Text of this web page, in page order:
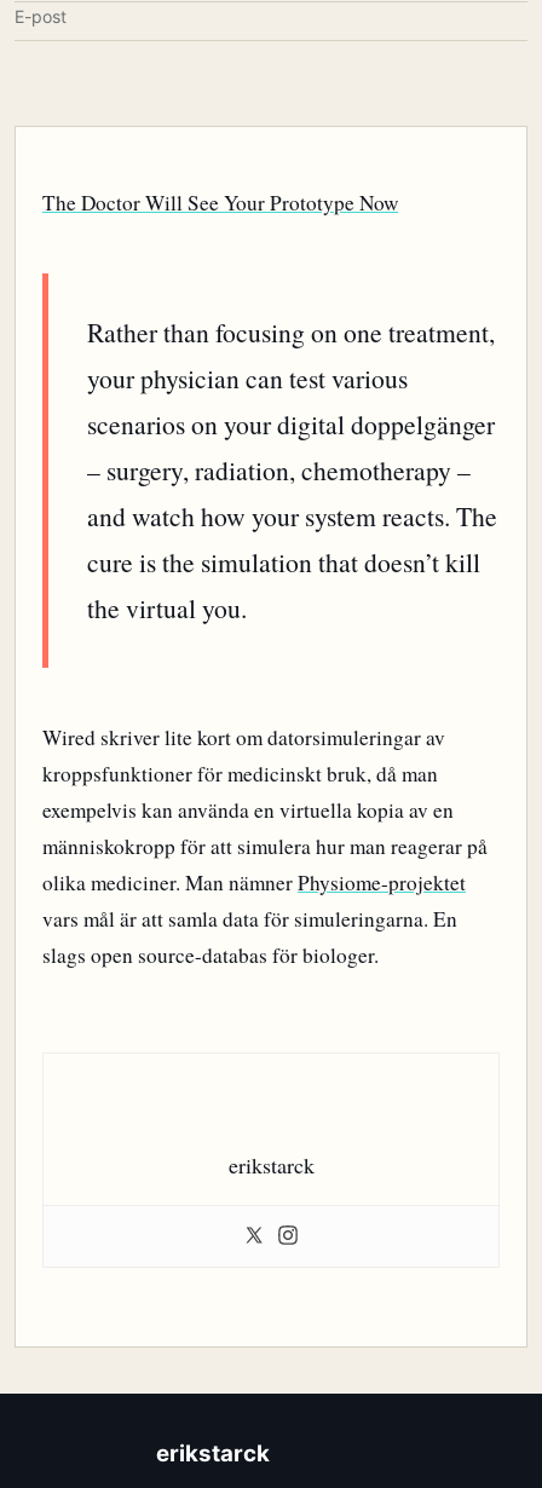
The Doctor Will See Your Prototype Now
Rather than focusing on one treatment,
your physician can test various
scenarios on your digital doppelgänger
– surgery, radiation, chemotherapy –
and watch how your system reacts. The
cure is the simulation that doesn’t kill
the virtual you.
Wired skriver lite kort om datorsimuleringar av
kroppsfunktioner för medicinskt bruk, då man
exempelvis kan använda en virtuella kopia av en
människokropp för att simulera hur man reagerar på
olika mediciner. Man nämnerPhysiome-projektet
vars mål är att samla data för simuleringarna. En
slags open source-databas för biologer.
erikstarck
E-post
erikstarck